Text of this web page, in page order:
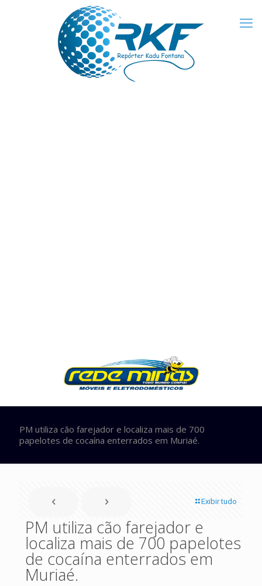
PM utiliza cão farejador e localiza mais de 700
papelotes de cocaína enterrados em Muriaé.
Exibir tudo
PM utiliza cão farejador e
localiza mais de 700 papelotes
de cocaína enterrados em
Muriaé.